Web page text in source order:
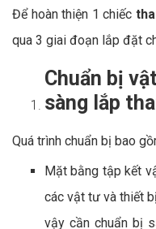
Để hoàn thiện 1 chiếc
qua 3 giai đoạn lắp đặt
Chuẩn bị
sàng lắp
Quá trình chuẩn bị bao
Mặt bằng tập kết
các vật tư và thiết
vậy cần chuẩn bị